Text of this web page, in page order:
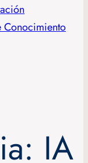
Conocimiento
IA